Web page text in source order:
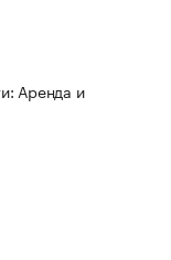
Аренда и